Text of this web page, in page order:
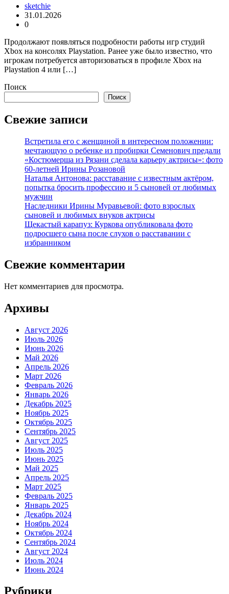
sketchie
31.01.2026
0
Продолжают появляться подробности работы игр студий
Xbox на консолях Playstation. Ранее уже было известно, что
игрокам потребуется авторизоваться в профиле Xbox на
Playstation 4 или […]
Поиск
Поиск
Свежие записи
Встретила его с женщиной в интересном положении:
мечтающую о ребенке из пробирки Семенович предали
«Костюмерша из Рязани сделала карьеру актрисы»: фото
60-летней Ирины Розановой
Наталья Антонова: расставание с известным актёром,
попытка бросить профессию и 5 сыновей от любимых
мужчин
Наследники Ирины Муравьевой: фото взрослых
сыновей и любимых внуков актрисы
Щекастый карапуз: Куркова опубликовала фото
подросшего сына после слухов о расставании с
избранником
Свежие комментарии
Нет комментариев для просмотра.
Архивы
Август 2026
Июль 2026
Июнь 2026
Май 2026
Апрель 2026
Март 2026
Февраль 2026
Январь 2026
Декабрь 2025
Ноябрь 2025
Октябрь 2025
Сентябрь 2025
Август 2025
Июль 2025
Июнь 2025
Май 2025
Апрель 2025
Март 2025
Февраль 2025
Январь 2025
Декабрь 2024
Ноябрь 2024
Октябрь 2024
Сентябрь 2024
Август 2024
Июль 2024
Июнь 2024
Рубрики